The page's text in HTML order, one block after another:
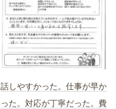
話しやすかった。仕事が早か
った。対応が丁寧だった。費